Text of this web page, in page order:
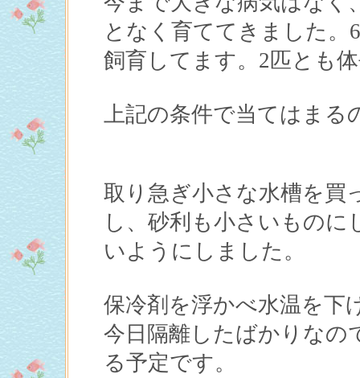
となく育ててきました。
飼育してます。2匹とも
上記の条件で当てはま
取り急ぎ小さな水槽を買
し、砂利も小さいもの
いようにしました。
保冷剤を浮かべ水温を下
今日隔離したばかりなの
る予定です。